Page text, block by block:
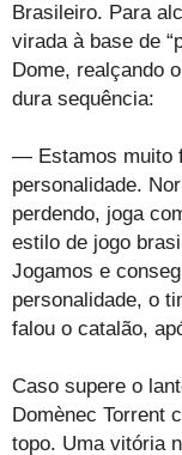
Brasileiro. Para
virada à base de
Dome, realçando
dura sequência:
— Estamos muito
personalidade.
perdendo, joga
estilo de jogo
Jogamos e
personalidade, o
falou o catalão,
Caso supere o
Domènec Torrent
topo. Uma vitória